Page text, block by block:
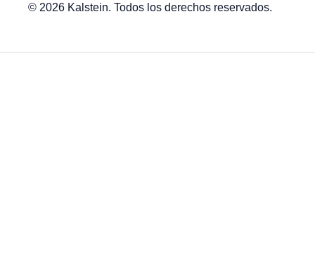
© 2026 Kalstein. Todos los derechos reservados.